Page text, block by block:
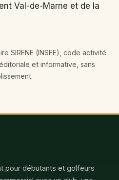
Val-de-Marne et de la
SIRENE (INSEE), code activité
et informative, sans
pour débutants et golfeurs